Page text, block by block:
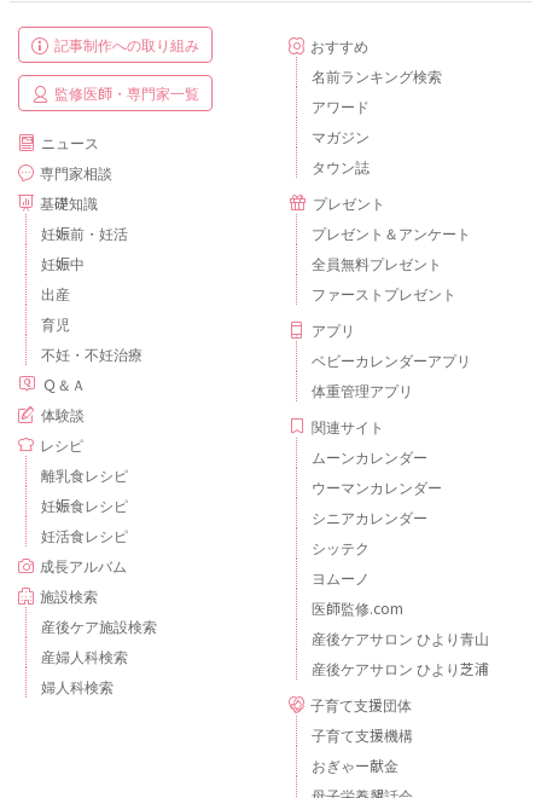
記事制作への取り組み
監修医師・専門家一覧
ニュース
専門家相談
基礎知識
妊娠前・妊活
妊娠中
出産
育児
不妊・不妊治療
Ｑ＆Ａ
体験談
レシピ
離乳食レシピ
妊娠食レシピ
妊活食レシピ
成長アルバム
施設検索
産後ケア施設検索
産婦人科検索
婦人科検索
おすすめ
名前ランキング検索
アワード
マガジン
タウン誌
プレゼント
プレゼント＆アンケート
全員無料プレゼント
ファーストプレゼント
アプリ
ベビーカレンダーアプリ
体重管理アプリ
関連サイト
ムーンカレンダー
ウーマンカレンダー
シニアカレンダー
シッテク
ヨムーノ
医師監修.com
産後ケアサロン ひより青山
産後ケアサロン ひより芝浦
子育て支援団体
子育て支援機構
おぎゃー献金